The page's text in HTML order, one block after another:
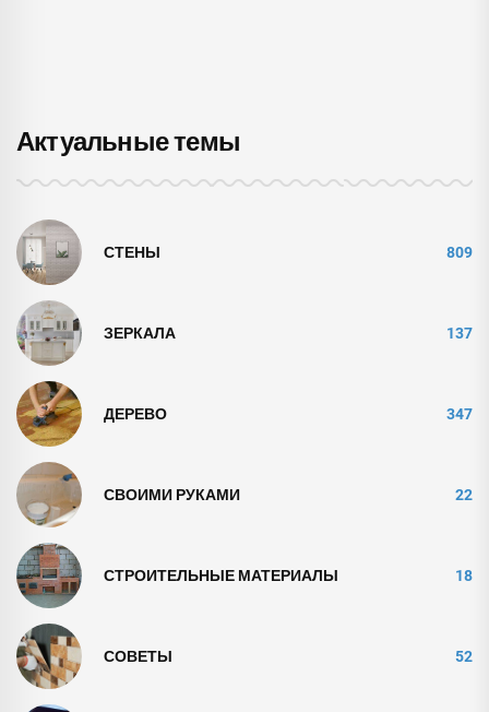
Актуальные темы
СТЕНЫ 809
ЗЕРКАЛА 137
ДЕРЕВО 347
СВОИМИ РУКАМИ 22
СТРОИТЕЛЬНЫЕ МАТЕРИАЛЫ 18
СОВЕТЫ 52